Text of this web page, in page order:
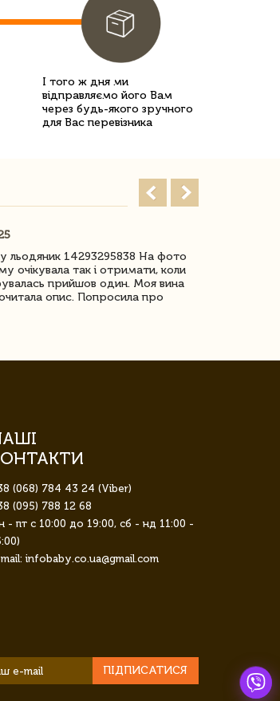
І того ж дня ми
відправляємо його Вам
через будь-якого зручного
для Вас перевізника
льодяник 14293295838 На фото
очікувала так і отримати, коли
прийшов один. Моя вина
опис. Попросила про
(068) 784 43 24 (Viber)
(095) 788 12 68
- пт с 10:00 до 19:00, сб - нд 11:00 -
infobaby.co.ua@gmail.com
ПІДПИСАТИСЯ